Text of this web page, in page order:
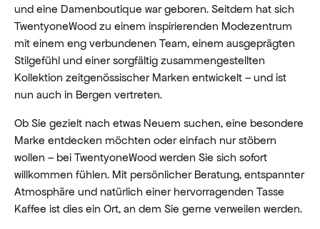
und eine Damenboutique war geboren. Seitdem hat sich
TwentyoneWood zu einem inspirierenden Modezentrum
mit einem eng verbundenen Team, einem ausgeprägten
Stilgefühl und einer sorgfältig zusammengestellten
Kollektion zeitgenössischer Marken entwickelt – und ist
nun auch in Bergen vertreten.
Ob Sie gezielt nach etwas Neuem suchen, eine besondere
Marke entdecken möchten oder einfach nur stöbern
wollen – bei TwentyoneWood werden Sie sich sofort
willkommen fühlen. Mit persönlicher Beratung, entspannter
Atmosphäre und natürlich einer hervorragenden Tasse
Kaffee ist dies ein Ort, an dem Sie gerne verweilen werden.